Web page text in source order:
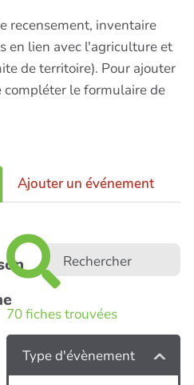
recensement, inventaire
en lien avec l'agriculture et
de territoire). Pour ajouter
le formulaire de
Ajouter un événement
70fiches trouvées
Type d'évènement